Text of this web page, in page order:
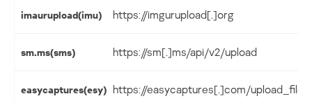
imaurupload(imu) https://imgurupload[.]org
sm.ms(sms) https://sm[.]ms/api/v2/upload
easycaptures(esy) https://easycaptures[.]com/